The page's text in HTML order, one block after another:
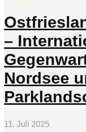
–
Nordsee
11. Juli 2025